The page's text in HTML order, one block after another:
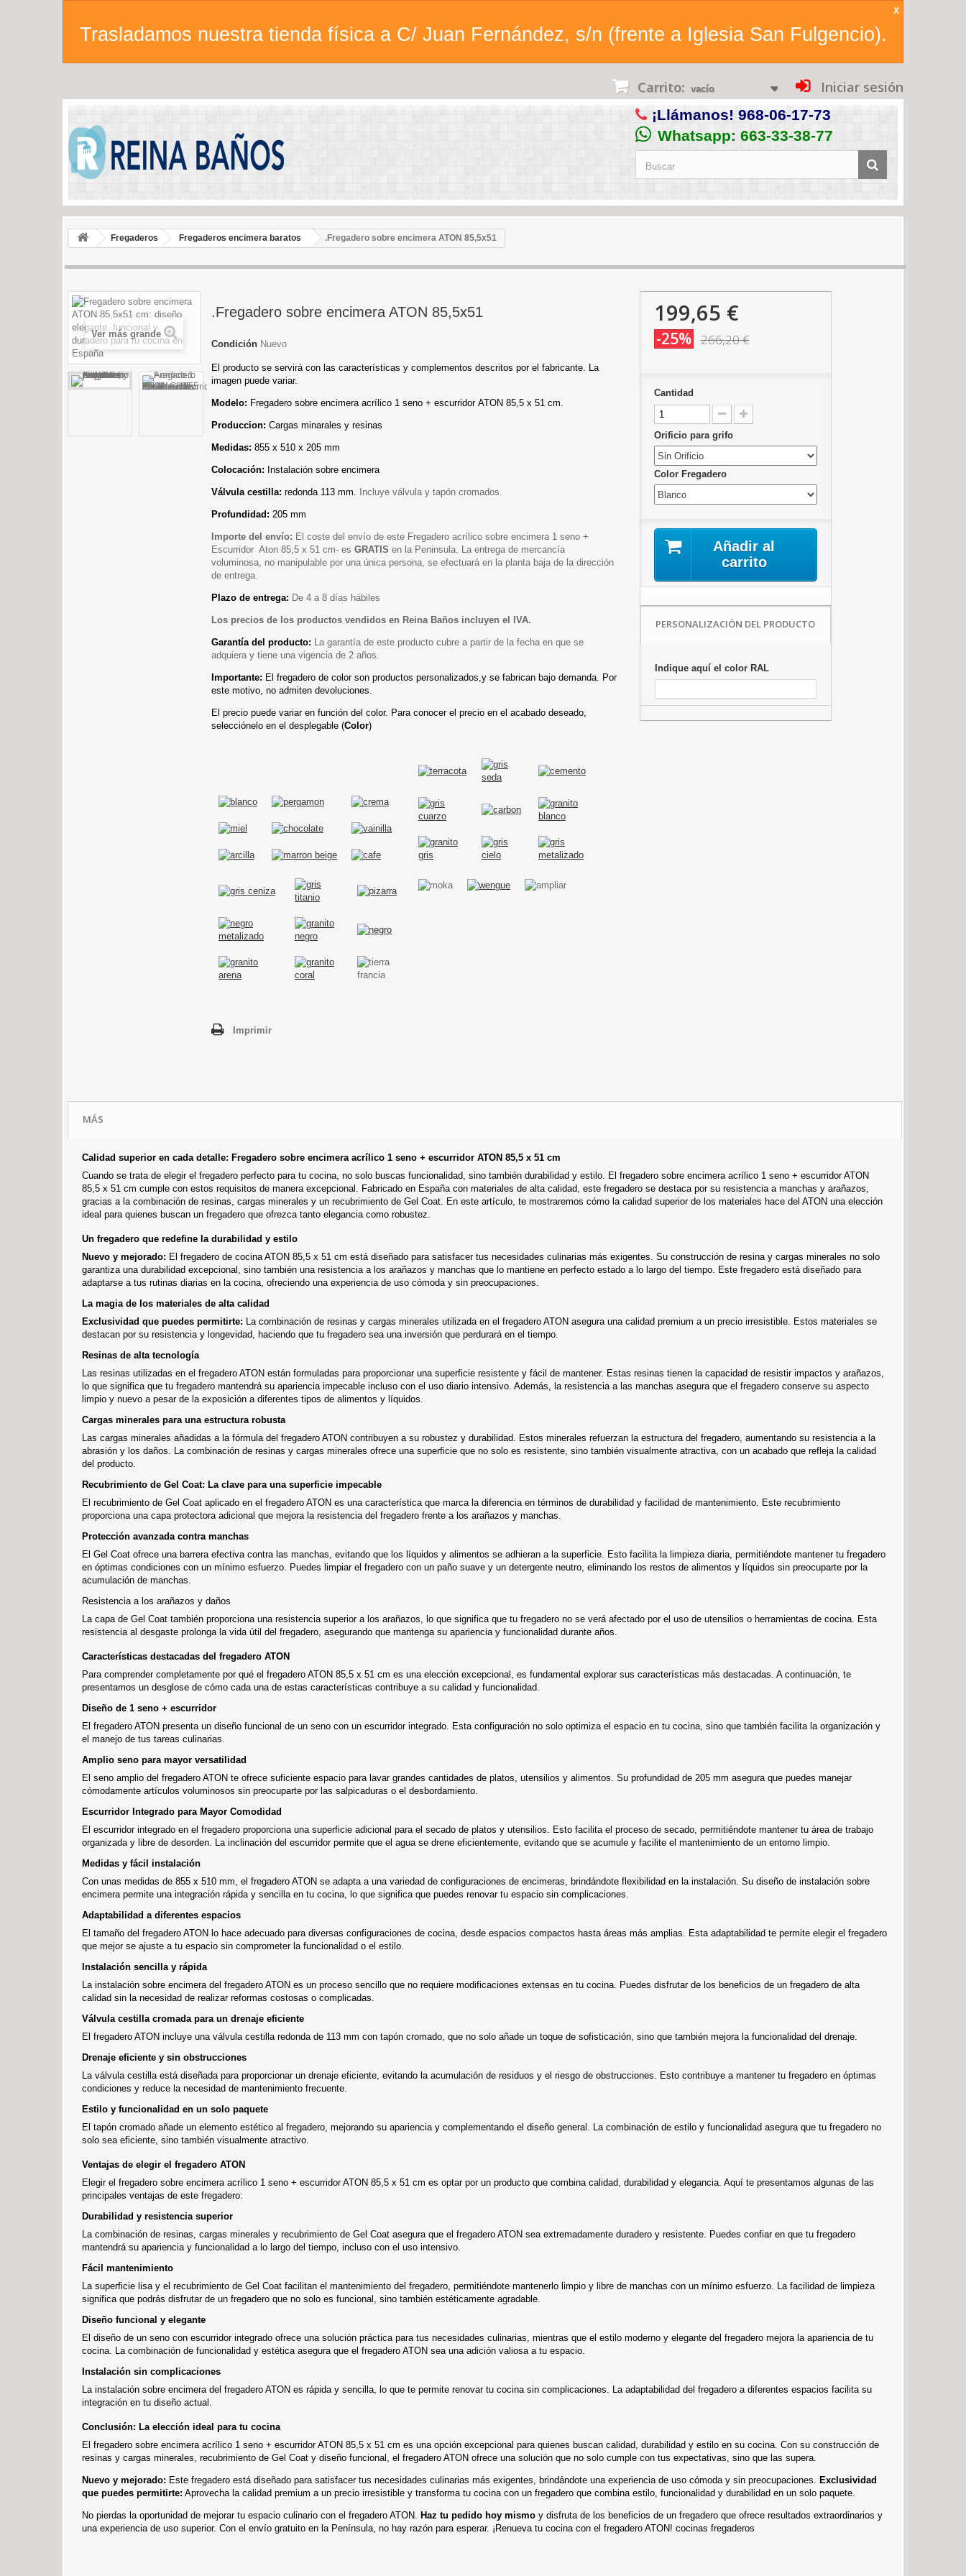
Trasladamos nuestra tienda física a C/ Juan Fernández, s/n (frente a Iglesia San Fulgencio).
X
Iniciar sesión
Carrito: vacío
¡Llámanos! 968-06-17-73
Whatsapp: 663-33-38-77
Fregaderos Fregaderos encimera baratos .Fregadero sobre encimera ATON 85,5x51
Ver más grande
.Fregadero sobre encimera ATON 85,5x51
Condición Nuevo
El producto se servirá con las características y complementos descritos por el fabricante. La
imagen puede variar.
Modelo: Fregadero sobre encimera acrílico 1 seno + escurridor ATON 85,5 x 51 cm.
Produccion: Cargas minarales y resinas
Medidas: 855 x 510 x 205 mm
Colocación: Instalación sobre encimera
Válvula cestilla: redonda 113 mm. Incluye válvula y tapón cromados.
Profundidad: 205 mm
Importe del envío: El coste del envío de este Fregadero acrílico sobre encimera 1 seno +
Escurridor Aton 85,5 x 51 cm- es GRATIS en la Peninsula. La entrega de mercancía
voluminosa, no manipulable por una única persona, se efectuará en la planta baja de la dirección
de entrega.
Plazo de entrega: De 4 a 8 días hábiles
Los precios de los productos vendidos en Reina Baños incluyen el IVA.
Garantía del producto: La garantía de este producto cubre a partir de la fecha en que se
adquiera y tiene una vigencia de 2 años.
Importante: El fregadero de color son productos personalizados,y se fabrican bajo demanda. Por
este motivo, no admiten devoluciones.
El precio puede variar en función del color. Para conocer el precio en el acabado deseado,
selecciónelo en el desplegable (Color)
Imprimir
199,65 €
-25% 266,20 €
Cantidad
Orificio para grifo
Color Fregadero
Añadir al
carrito
PERSONALIZACIÓN DEL PRODUCTO
Indique aquí el color RAL
MÁS
Calidad superior en cada detalle: Fregadero sobre encimera acrílico 1 seno + escurridor ATON 85,5 x 51 cm
Cuando se trata de elegir el fregadero perfecto para tu cocina, no solo buscas funcionalidad, sino también durabilidad y estilo. El fregadero sobre encimera acrílico 1 seno + escurridor ATON
85,5 x 51 cm cumple con estos requisitos de manera excepcional. Fabricado en España con materiales de alta calidad, este fregadero se destaca por su resistencia a manchas y arañazos,
gracias a la combinación de resinas, cargas minerales y un recubrimiento de Gel Coat. En este artículo, te mostraremos cómo la calidad superior de los materiales hace del ATON una elección
ideal para quienes buscan un fregadero que ofrezca tanto elegancia como robustez.
Un fregadero que redefine la durabilidad y estilo
Nuevo y mejorado: El fregadero de cocina ATON 85,5 x 51 cm está diseñado para satisfacer tus necesidades culinarias más exigentes. Su construcción de resina y cargas minerales no solo
garantiza una durabilidad excepcional, sino también una resistencia a los arañazos y manchas que lo mantiene en perfecto estado a lo largo del tiempo. Este fregadero está diseñado para
adaptarse a tus rutinas diarias en la cocina, ofreciendo una experiencia de uso cómoda y sin preocupaciones.
La magia de los materiales de alta calidad
Exclusividad que puedes permitirte: La combinación de resinas y cargas minerales utilizada en el fregadero ATON asegura una calidad premium a un precio irresistible. Estos materiales se
destacan por su resistencia y longevidad, haciendo que tu fregadero sea una inversión que perdurará en el tiempo.
Resinas de alta tecnología
Las resinas utilizadas en el fregadero ATON están formuladas para proporcionar una superficie resistente y fácil de mantener. Estas resinas tienen la capacidad de resistir impactos y arañazos,
lo que significa que tu fregadero mantendrá su apariencia impecable incluso con el uso diario intensivo. Además, la resistencia a las manchas asegura que el fregadero conserve su aspecto
limpio y nuevo a pesar de la exposición a diferentes tipos de alimentos y líquidos.
Cargas minerales para una estructura robusta
Las cargas minerales añadidas a la fórmula del fregadero ATON contribuyen a su robustez y durabilidad. Estos minerales refuerzan la estructura del fregadero, aumentando su resistencia a la
abrasión y los daños. La combinación de resinas y cargas minerales ofrece una superficie que no solo es resistente, sino también visualmente atractiva, con un acabado que refleja la calidad
del producto.
Recubrimiento de Gel Coat: La clave para una superficie impecable
El recubrimiento de Gel Coat aplicado en el fregadero ATON es una característica que marca la diferencia en términos de durabilidad y facilidad de mantenimiento. Este recubrimiento
proporciona una capa protectora adicional que mejora la resistencia del fregadero frente a los arañazos y manchas.
Protección avanzada contra manchas
El Gel Coat ofrece una barrera efectiva contra las manchas, evitando que los líquidos y alimentos se adhieran a la superficie. Esto facilita la limpieza diaria, permitiéndote mantener tu fregadero
en óptimas condiciones con un mínimo esfuerzo. Puedes limpiar el fregadero con un paño suave y un detergente neutro, eliminando los restos de alimentos y líquidos sin preocuparte por la
acumulación de manchas.
Resistencia a los arañazos y daños
La capa de Gel Coat también proporciona una resistencia superior a los arañazos, lo que significa que tu fregadero no se verá afectado por el uso de utensilios o herramientas de cocina. Esta
resistencia al desgaste prolonga la vida útil del fregadero, asegurando que mantenga su apariencia y funcionalidad durante años.
Características destacadas del fregadero ATON
Para comprender completamente por qué el fregadero ATON 85,5 x 51 cm es una elección excepcional, es fundamental explorar sus características más destacadas. A continuación, te
presentamos un desglose de cómo cada una de estas características contribuye a su calidad y funcionalidad.
Diseño de 1 seno + escurridor
El fregadero ATON presenta un diseño funcional de un seno con un escurridor integrado. Esta configuración no solo optimiza el espacio en tu cocina, sino que también facilita la organización y
el manejo de tus tareas culinarias.
Amplio seno para mayor versatilidad
El seno amplio del fregadero ATON te ofrece suficiente espacio para lavar grandes cantidades de platos, utensilios y alimentos. Su profundidad de 205 mm asegura que puedes manejar
cómodamente artículos voluminosos sin preocuparte por las salpicaduras o el desbordamiento.
Escurridor Integrado para Mayor Comodidad
El escurridor integrado en el fregadero proporciona una superficie adicional para el secado de platos y utensilios. Esto facilita el proceso de secado, permitiéndote mantener tu área de trabajo
organizada y libre de desorden. La inclinación del escurridor permite que el agua se drene eficientemente, evitando que se acumule y facilite el mantenimiento de un entorno limpio.
Medidas y fácil instalación
Con unas medidas de 855 x 510 mm, el fregadero ATON se adapta a una variedad de configuraciones de encimeras, brindándote flexibilidad en la instalación. Su diseño de instalación sobre
encimera permite una integración rápida y sencilla en tu cocina, lo que significa que puedes renovar tu espacio sin complicaciones.
Adaptabilidad a diferentes espacios
El tamaño del fregadero ATON lo hace adecuado para diversas configuraciones de cocina, desde espacios compactos hasta áreas más amplias. Esta adaptabilidad te permite elegir el fregadero
que mejor se ajuste a tu espacio sin comprometer la funcionalidad o el estilo.
Instalación sencilla y rápida
La instalación sobre encimera del fregadero ATON es un proceso sencillo que no requiere modificaciones extensas en tu cocina. Puedes disfrutar de los beneficios de un fregadero de alta
calidad sin la necesidad de realizar reformas costosas o complicadas.
Válvula cestilla cromada para un drenaje eficiente
El fregadero ATON incluye una válvula cestilla redonda de 113 mm con tapón cromado, que no solo añade un toque de sofisticación, sino que también mejora la funcionalidad del drenaje.
Drenaje eficiente y sin obstrucciones
La válvula cestilla está diseñada para proporcionar un drenaje eficiente, evitando la acumulación de residuos y el riesgo de obstrucciones. Esto contribuye a mantener tu fregadero en óptimas
condiciones y reduce la necesidad de mantenimiento frecuente.
Estilo y funcionalidad en un solo paquete
El tapón cromado añade un elemento estético al fregadero, mejorando su apariencia y complementando el diseño general. La combinación de estilo y funcionalidad asegura que tu fregadero no
solo sea eficiente, sino también visualmente atractivo.
Ventajas de elegir el fregadero ATON
Elegir el fregadero sobre encimera acrílico 1 seno + escurridor ATON 85,5 x 51 cm es optar por un producto que combina calidad, durabilidad y elegancia. Aquí te presentamos algunas de las
principales ventajas de este fregadero:
Durabilidad y resistencia superior
La combinación de resinas, cargas minerales y recubrimiento de Gel Coat asegura que el fregadero ATON sea extremadamente duradero y resistente. Puedes confiar en que tu fregadero
mantendrá su apariencia y funcionalidad a lo largo del tiempo, incluso con el uso intensivo.
Fácil mantenimiento
La superficie lisa y el recubrimiento de Gel Coat facilitan el mantenimiento del fregadero, permitiéndote mantenerlo limpio y libre de manchas con un mínimo esfuerzo. La facilidad de limpieza
significa que podrás disfrutar de un fregadero que no solo es funcional, sino también estéticamente agradable.
Diseño funcional y elegante
El diseño de un seno con escurridor integrado ofrece una solución práctica para tus necesidades culinarias, mientras que el estilo moderno y elegante del fregadero mejora la apariencia de tu
cocina. La combinación de funcionalidad y estética asegura que el fregadero ATON sea una adición valiosa a tu espacio.
Instalación sin complicaciones
La instalación sobre encimera del fregadero ATON es rápida y sencilla, lo que te permite renovar tu cocina sin complicaciones. La adaptabilidad del fregadero a diferentes espacios facilita su
integración en tu diseño actual.
Conclusión: La elección ideal para tu cocina
El fregadero sobre encimera acrílico 1 seno + escurridor ATON 85,5 x 51 cm es una opción excepcional para quienes buscan calidad, durabilidad y estilo en su cocina. Con su construcción de
resinas y cargas minerales, recubrimiento de Gel Coat y diseño funcional, el fregadero ATON ofrece una solución que no solo cumple con tus expectativas, sino que las supera.
Nuevo y mejorado: Este fregadero está diseñado para satisfacer tus necesidades culinarias más exigentes, brindándote una experiencia de uso cómoda y sin preocupaciones. Exclusividad
que puedes permitirte: Aprovecha la calidad premium a un precio irresistible y transforma tu cocina con un fregadero que combina estilo, funcionalidad y durabilidad en un solo paquete.
No pierdas la oportunidad de mejorar tu espacio culinario con el fregadero ATON. Haz tu pedido hoy mismo y disfruta de los beneficios de un fregadero que ofrece resultados extraordinarios y
una experiencia de uso superior. Con el envío gratuito en la Península, no hay razón para esperar. ¡Renueva tu cocina con el fregadero ATON! cocinas fregaderos